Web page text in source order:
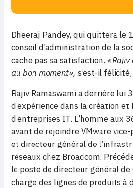
Dheeraj Pandey, qui quittera le
conseil d’administration de la
cache pas sa satisfaction. «
au bon moment », s’est-il félicité,
Rajiv Ramaswami a derrière lui
d’expérience dans la création
d’entreprises IT. L’homme aux
avant de rejoindre VMware
et directeur général de
réseaux chez Broadcom.
le poste de directeur général de
charge des lignes de produits à